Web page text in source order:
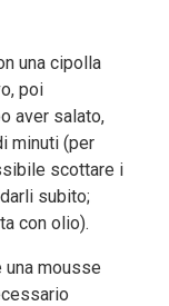
una cipolla
poi
aver salato,
minuti (per
scottare i
subito;
con olio).
una mousse